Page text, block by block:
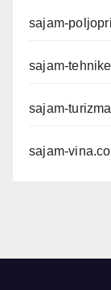
sajam-
sajam-
sajam-
sajam-